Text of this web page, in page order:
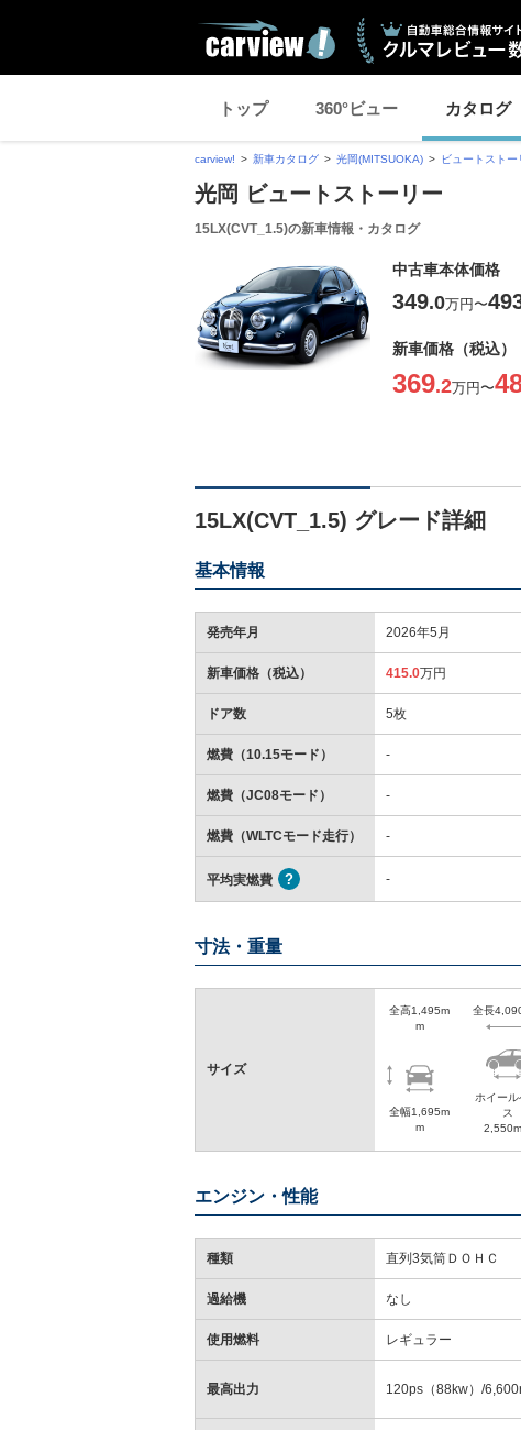
トップ 360°ビュー カタログ
carview! 新車カタログ 光岡(MITSUOKA) ビュートストー
光岡 ビュートストーリー
15LX(CVT_1.5)の新車情報・カタログ
中古車本体価格
349.0万円〜
新車価格（税込）
369.2万円〜
15LX(CVT_1.5) グレード詳細
基本情報
発売年月 2026年5月
新車価格（税込） 415.0万円
ドア数 5枚
燃費（10.15モード） -
燃費（JC08モード） -
燃費（WLTCモード走行） -
平均実燃費 -
寸法・重量
サイズ
全高1,495m
m
全幅1,695m
m
全長
ホイール
ス
エンジン・性能
種類 直列3気筒ＤＯＨＣ
過給機 なし
使用燃料 レギュラー
最高出力 120ps（88kw）/